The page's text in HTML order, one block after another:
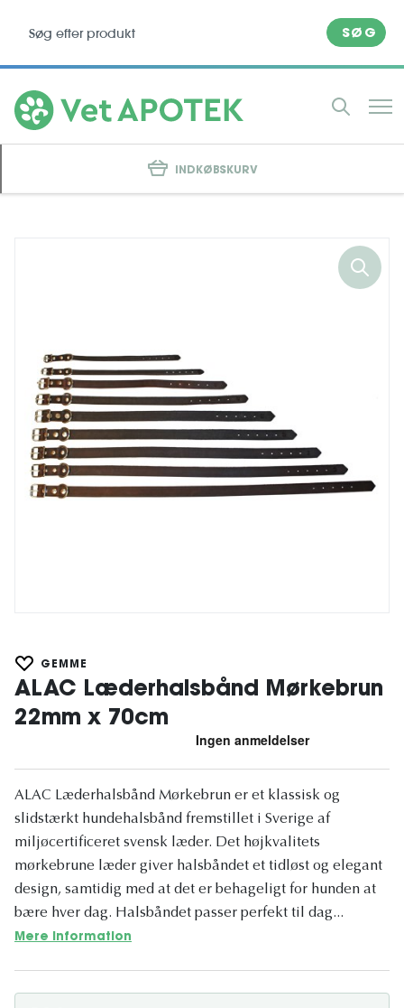
SØG
INDKØBSKURV
GEMME
ALAC Læderhalsbånd Mørkebrun
22mm x 70cm
ALAC Læderhalsbånd Mørkebrun er et klassisk og
slidstærkt hundehalsbånd fremstillet i Sverige af
miljøcertificeret svensk læder. Det højkvalitets
mørkebrune læder giver halsbåndet et tidløst og elegant
design, samtidig med at det er behageligt for hunden at
bære hver dag. Halsbåndet passer perfekt til dag...
Mere information